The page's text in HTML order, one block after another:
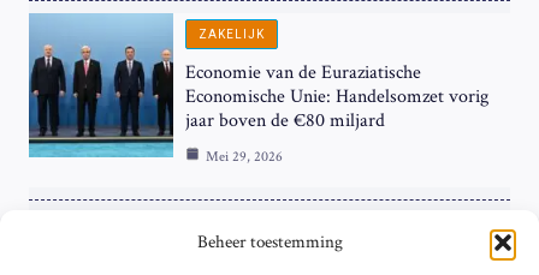
Beheer toestemming
ZAKELIJK
Economie van de Euraziatische
Economische Unie: Handelsomzet vorig
jaar boven de €80 miljard
Mei 29, 2026
ZAKELIJK